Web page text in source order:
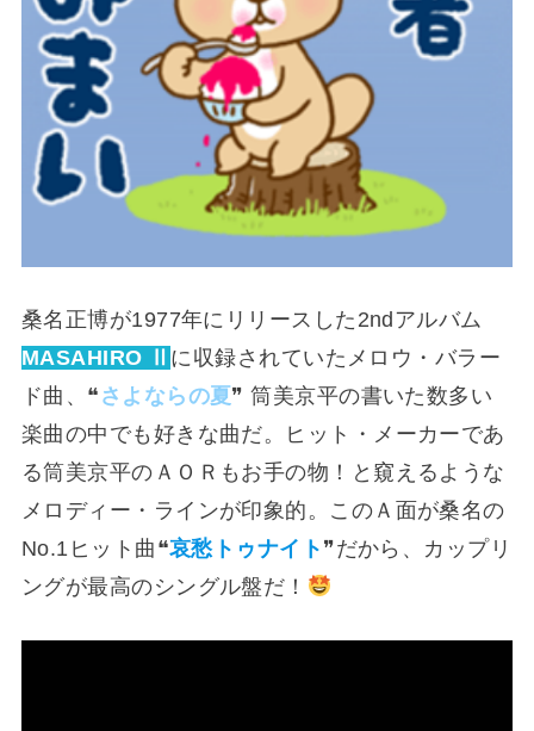
桑名正博が1977年にリリースした2ndアルバム
MASAHIRO Ⅱ に収録されていたメロウ・バラー
ド曲、❝ さよならの夏 ❞ 筒美京平の書いた数多い
楽曲の中でも好きな曲だ。ヒット・メーカーであ
る筒美京平のＡＯＲもお手の物！と窺えるような
メロディー・ラインが印象的。このＡ面が桑名の
No.1ヒット曲❝哀愁トゥナイト ❞だから、カップリ
ングが最高のシングル盤だ！